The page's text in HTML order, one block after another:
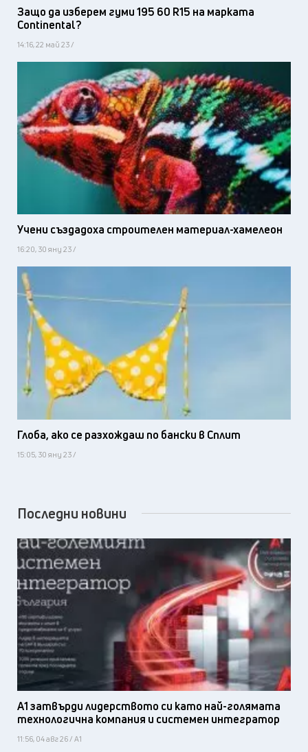
Защо да изберем гуми 195 60 R15 на марката
Continental?
14:16, 22 май 23 /
Учени създадоха строителен материал-хамелеон
16:20, 30 яну 23 /
Глоба, ако се разхождаш по бански в Сплит
15:05, 30 яну 23 /
Последни новини
А1 затвърди лидерството си като най-голямата
технологична компания и системен интегратор
11:56, 04 авг 26 / А1